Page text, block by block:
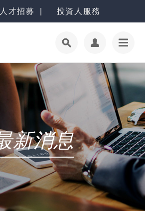
人才招募 投資人服務
新消息